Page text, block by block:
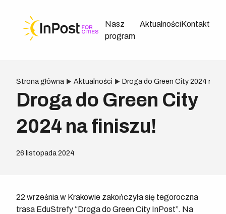
Nasz
program
AktualnościKontakt
Strona główna Aktualności Droga do Green City 2024 na
Droga do Green City
2024 na finiszu!
26 listopada 2024
22 września w Krakowie zakończyła się tegoroczna
trasa EduStrefy “Droga do Green City InPost”. Na